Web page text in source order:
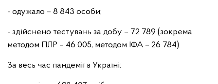
- одужало – 8 843 особи;
- здійснено тестувань за добу – 72 789 (зокрема
методом ПЛР – 46 005, методом ІФА – 26 784).
За весь час пандемії в Україні: